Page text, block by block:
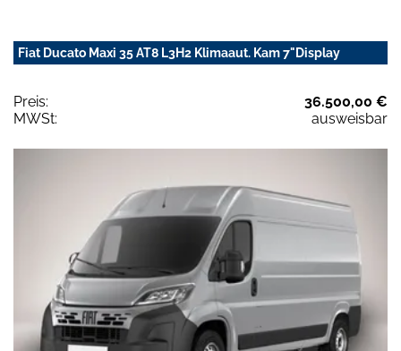
Fiat Ducato Maxi 35 AT8 L3H2 Klimaaut. Kam 7"Display
Preis:
36.500,00 €
MWSt:
ausweisbar